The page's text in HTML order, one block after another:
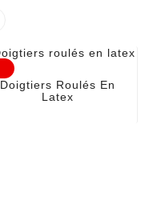
Doigtiers Roulés En
Latex